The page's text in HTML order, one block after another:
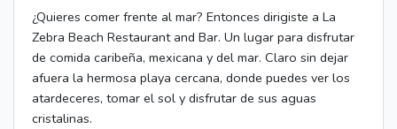
¿Quieres comer frente al mar? Entonces dirigiste a La
Zebra Beach Restaurant and Bar. Un lugar para disfrutar
de comida caribeña, mexicana y del mar. Claro sin dejar
afuera la hermosa playa cercana, donde puedes ver los
atardeceres, tomar el sol y disfrutar de sus aguas
cristalinas.